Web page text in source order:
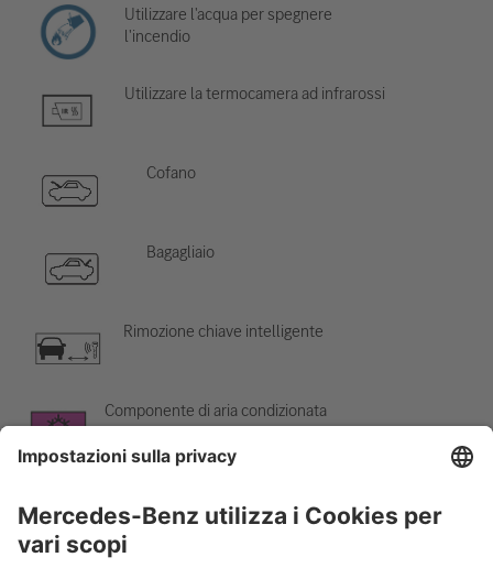
Utilizzare l'acqua per spegnere
l'incendio
Utilizzare la termocamera ad infrarossi
Cofano
Bagagliaio
Rimozione chiave intelligente
Componente di aria condizionata